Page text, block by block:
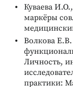
Куваева
маркёры
Волкова
Личность,
практики: